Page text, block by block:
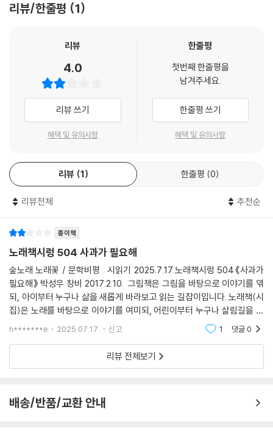
별 없는 밤
해설｜파란색 고양이와 셔플 댄스를_김제곤
더”(「어느 날 갑자기」) 나고 “인생이란 무엇인가 인생은 짧다는데”(「가출
지나는 아이들을 너무 밝거나 어두운 모습으로 왜곡하지 않고, 정직하고
엄마가 마음 열고 다가오면 엄마한테 막 미안해져/불퉁불퉁 말을 쏘아 대
던 내가 막 부끄러워져/(…)/엄마 나도 사랑해, 엄마를 꼭 껴안고 막 울고
싶어져 ―「난 그래」 부분
넘겨 보았던가/용케 잘 견뎌 여기까지 온 내가 초라하게 기특하다/여전히
밤하늘에는 별이 없고 바람은 차다
―「별 없는 밤」 부분
이 내 곁으로 와 ‘단짝’이 되는 특별한 경험을 할 수 있을 것이다.
한여름 녹음처럼 푸르게 성장하는 아이들
『사과가 필요해』에는 유독 ‘파란색’이 두드러진다. 파랑은 유쾌하고 발랄
한 청소년의 감성을 상징하는 동시에 푸르른 녹음처럼 뻗어 나가는 성장의
과정을 뜻하기도 한다. 이러한 파랑은 풋풋한 첫사랑과 어우러지면서 더욱
니가 내 마음을 알아주면 나는 페인트 통을 들고 날아오를 거야 니가 가는
옷자락을 어정쩡 잡고 있던 미진이가/내 점퍼 주머니에 슬쩍 손을 넣어 왔
리뷰/한줄평 1
리뷰
4.0
리뷰 쓰기
혜택 및 유의사항
한줄평
첫번째 한줄평을
남겨주세요.
한줄평 쓰기
혜택 및 유의사항
리뷰 1 한줄평 0
리뷰전체 추천순
종이책
노래책시렁 504 사과가 필요해
숲노래 노래꽃 / 문학비평 . 시읽기 2025.7.17.노래책시렁 504《사과가
필요해》 박성우 창비 2017.2.10. 그림책은 그림을 바탕으로 이야기를 엮
되, 아이부터 누구나 삶을 새롭게 바라보고 읽는 길잡이입니다. 노래책(시
집)은 노래를 바탕으로 이야기를 여미되, 어린이부터 누구나 살림길을 다
시 마주하고 읽는 길동무입니다. 이 얼거리는 그저 마땅하면서 쉬운데, 막
h*******e 2025.07.17. 신고 1 댓글0
리뷰 전체보기
배송/반품/교환 안내